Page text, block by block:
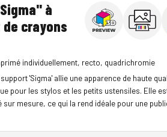
à
crayons
individuellement, recto, quadrichromie
'Sigma' allie une apparence de haute
pour les stylos et les petits ustensiles. Elle
sur mesure, ce qui la rend idéale pour une